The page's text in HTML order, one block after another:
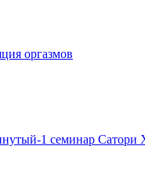
оргазмов
1 семинар Сатори